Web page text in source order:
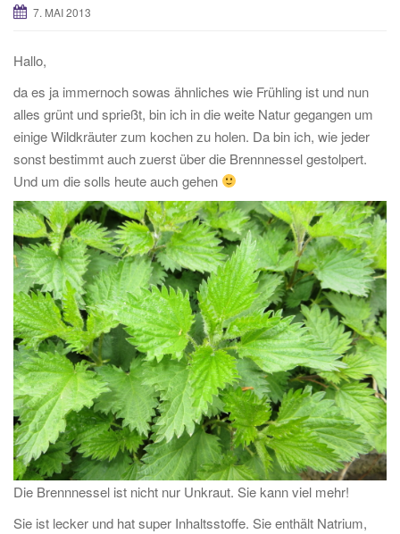
7. MAI 2013
Hallo,
da es ja immernoch sowas ähnliches wie Frühling ist und nun
alles grünt und sprießt, bin ich in die weite Natur gegangen um
einige Wildkräuter zum kochen zu holen. Da bin ich, wie jeder
sonst bestimmt auch zuerst über die Brennnessel gestolpert.
Und um die solls heute auch gehen
Die Brennnessel ist nicht nur Unkraut. Sie kann viel mehr!
Sie ist lecker und hat super Inhaltsstoffe. Sie enthält Natrium,